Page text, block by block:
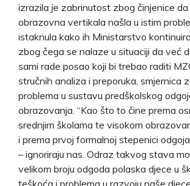
izrazila je zabrinutost zbog činjenice
obrazovna vertikala našla u istim
istaknula kako ih Ministarstvo
zbog čega se nalaze u situaciji da već
sami rade posao koji bi trebao raditi
stručnih analiza i preporuka, smjernica
problema u sustavu predškolskog
obrazovanja. “Kao što to čine prema
srednjim školama te visokom
i prema prvoj formalnoj stepenici
– ignoriraju nas. Odraz takvog stava
velikom broju odgoda polaska djece u
teškoća i problema u razvoju naše